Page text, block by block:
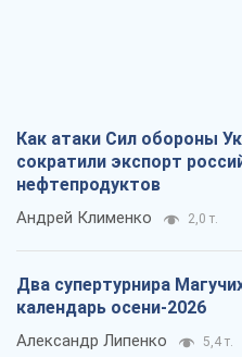
Как атаки Сил обороны
сократили экспорт
нефтепродуктов
Андрей Клименко 2,0 т.
Два супертурнира
календарь осени-2026
Александр Липенко 5,4 т.